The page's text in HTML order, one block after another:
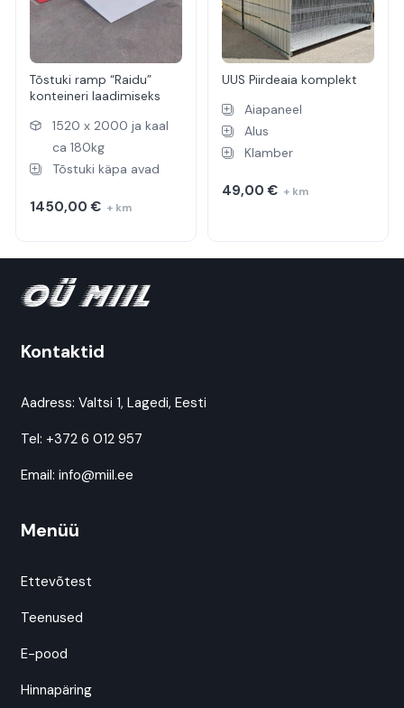
Tõstuki ramp “Raidu”
konteineri laadimiseks
1520 x 2000 ja kaal
ca 180kg
Tõstuki käpa avad
1450,00€ + km
UUS Piirdeaia komplekt
Aiapaneel
Alus
Klamber
49,00€ + km
Kontaktid
Aadress: Valtsi 1, Lagedi, Eesti
Tel: +372 6 012 957
Email: info@miil.ee
Menüü
Ettevõtest
Teenused
E-pood
Hinnapäring